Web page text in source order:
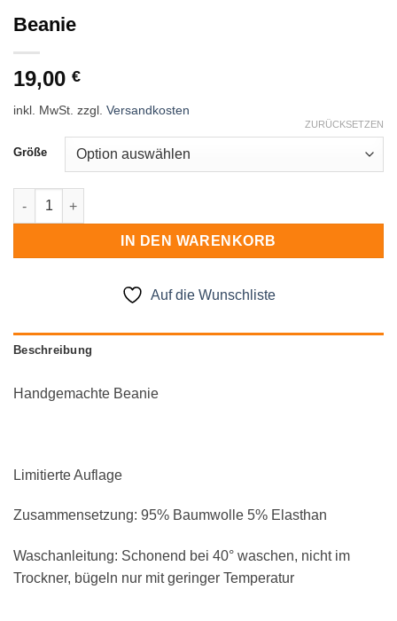
Beanie
19,00 €
inkl. MwSt. zzgl. Versandkosten
Größe
ZURÜCKSETZEN
Beanie Menge
IN DEN WARENKORB
Auf die Wunschliste
Beschreibung
Handgemachte Beanie
Limitierte Auflage
Zusammensetzung: 95% Baumwolle 5% Elasthan
Waschanleitung: Schonend bei 40° waschen, nicht im
Trockner, bügeln nur mit geringer Temperatur